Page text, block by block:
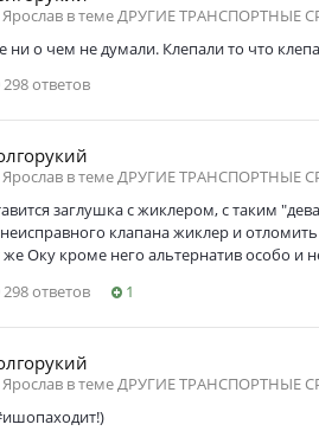
в теме ДРУГИЕ ТРАНСПОРТНЫЕ
о чем не думали. Клепали то что
298 ответов
в темеДРУГИЕ ТРАНСПОРТНЫЕ
заглушка с жиклером, с таким
неисправного клапана жиклер и
же Оку кроме него альтернатив особо и
298 ответов 1
в темеДРУГИЕ ТРАНСПОРТНЫЕ